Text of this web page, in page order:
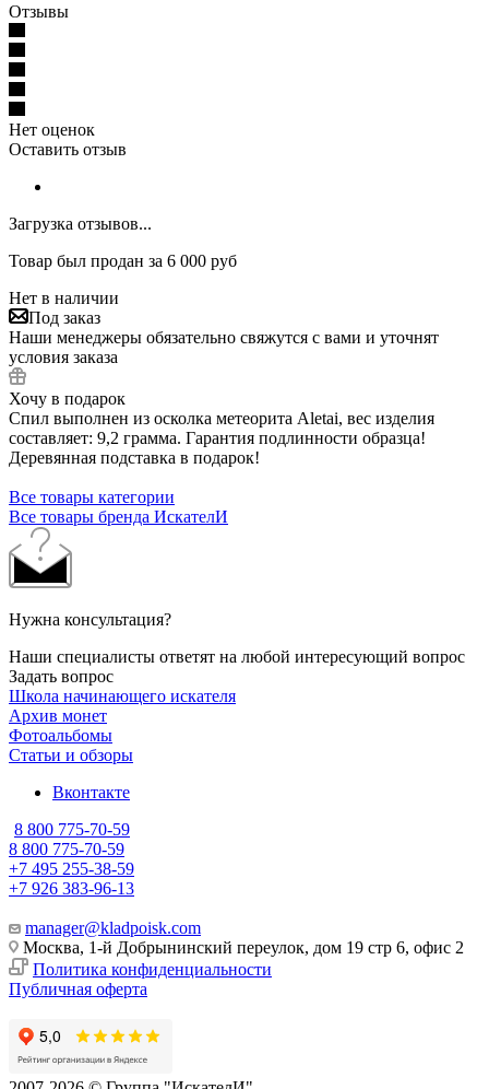
Отзывы
Нет оценок
Оставить отзыв
Загрузка отзывов...
Товар был продан за 6 000 руб
Нет в наличии
Под заказ
Наши менеджеры обязательно свяжутся с вами и уточнят
условия заказа
Хочу в подарок
Спил выполнен из осколка метеорита Aletai, вес изделия
составляет: 9,2 грамма. Гарантия подлинности образца!
Деревянная подставка в подарок!
Все товары категории
Все товары бренда ИскателИ
Нужна консультация?
Наши специалисты ответят на любой интересующий вопрос
Задать вопрос
Школа начинающего искателя
Архив монет
Фотоальбомы
Статьи и обзоры
Вконтакте
8 800 775-70-59
8 800 775-70-59
+7 495 255-38-59
+7 926 383-96-13
manager@kladpoisk.com
Москва, 1-й Добрынинский переулок, дом 19 стр 6, офис 2
Политика конфиденциальности
Публичная оферта